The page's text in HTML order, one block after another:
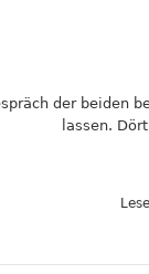
der beiden
lassen.